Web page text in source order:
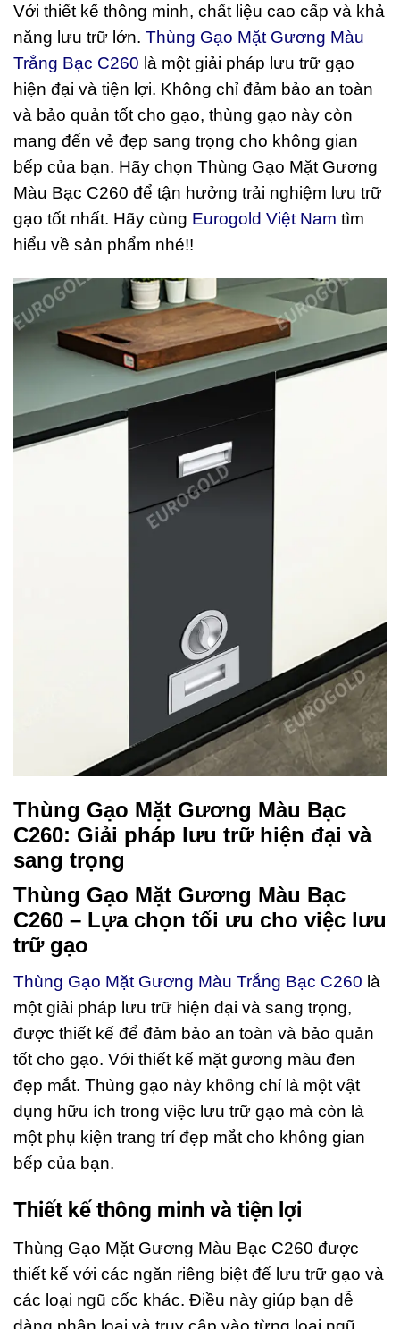
Với thiết kế thông minh, chất liệu cao cấp và khả
năng lưu trữ lớn. Thùng Gạo Mặt Gương Màu
Trắng Bạc C260 là một giải pháp lưu trữ gạo
hiện đại và tiện lợi. Không chỉ đảm bảo an toàn
và bảo quản tốt cho gạo, thùng gạo này còn
mang đến vẻ đẹp sang trọng cho không gian
bếp của bạn. Hãy chọn Thùng Gạo Mặt Gương
Màu Bạc C260 để tận hưởng trải nghiệm lưu trữ
gạo tốt nhất. Hãy cùng Eurogold Việt Nam tìm
hiểu về sản phẩm nhé!!
Thùng Gạo Mặt Gương Màu Bạc
C260: Giải pháp lưu trữ hiện đại và
sang trọng
Thùng Gạo Mặt Gương Màu Bạc
C260 – Lựa chọn tối ưu cho việc lưu
trữ gạo
Thùng Gạo Mặt Gương Màu Trắng Bạc C260 là
một giải pháp lưu trữ hiện đại và sang trọng,
được thiết kế để đảm bảo an toàn và bảo quản
tốt cho gạo. Với thiết kế mặt gương màu đen
đẹp mắt. Thùng gạo này không chỉ là một vật
dụng hữu ích trong việc lưu trữ gạo mà còn là
một phụ kiện trang trí đẹp mắt cho không gian
bếp của bạn.
Thiết kế thông minh và tiện lợi
Thùng Gạo Mặt Gương Màu Bạc C260 được
thiết kế với các ngăn riêng biệt để lưu trữ gạo và
các loại ngũ cốc khác. Điều này giúp bạn dễ